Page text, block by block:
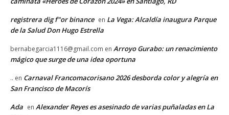
registrera dig f"or binance en La Vega: Alcaldía inaugura Parque
de la Salud Don Hugo Estrella
bernabegarcia1116@gmail.com en Arroyo Gurabo: un renacimiento
mágico que surge de una idea oportuna
.. en Carnaval Francomacorisano 2026 desborda color y alegría en
San Francisco de Macorís
Ada en Alexander Reyes es asesinado de varias puñaladas en La